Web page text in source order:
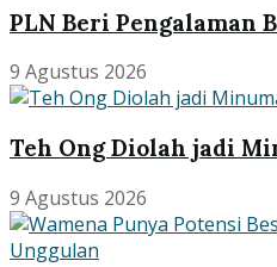
PLN Beri Pengalaman
9 Agustus 2026
Teh Ong Diolah jadi
9 Agustus 2026